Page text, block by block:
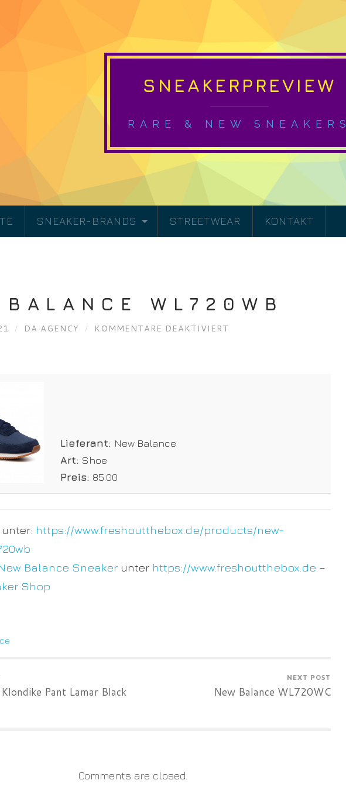
SNEAKERPREVIEW
RARE & NEW SNEAKERS
SNEAKER-BRANDS STREETWEAR KONTAKT
BALANCE WL720WB
/ DA AGENCY / KOMMENTARE DEAKTIVIERT
Lieferant: New Balance
Art: Shoe
Preis: 85.00
https://www.freshoutthebox.de/products/new-
Balance Sneaker unter https://www.freshoutthebox.de –
Shop
Pant Lamar Black
NEXT POST
New Balance WL720WC
Comments are closed.